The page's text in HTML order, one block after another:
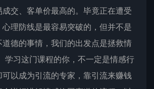
交、客单价最高的。毕竟正在遭受
理防线是最容易突破的，但并不是
德的事情，我们的出发点是拯救情
学习这门课程的你，不一定是情感行
以成为引流的专家，靠引流来赚钱